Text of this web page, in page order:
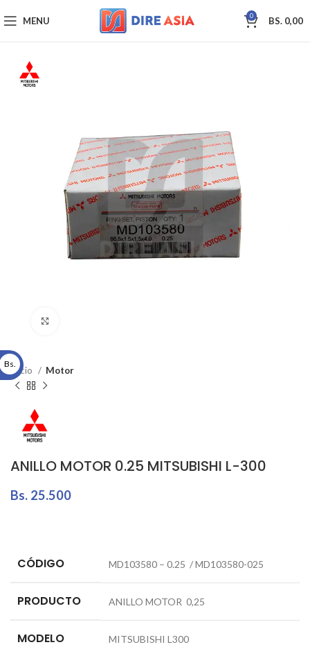
MENU 0 BS. 0,00
Inicio Motor
ANILLO MOTOR 0.25 MITSUBISHI L-300
Bs. 25.500
CÓDIGO MD103580 – 0.25 / MD103580-025
PRODUCTO ANILLO MOTOR 0,25
MODELO MITSUBISHI L300
Bs.